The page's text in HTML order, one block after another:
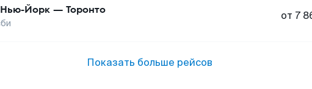
Нью-Йорк — Торонто от 7
Показать больше рейсов